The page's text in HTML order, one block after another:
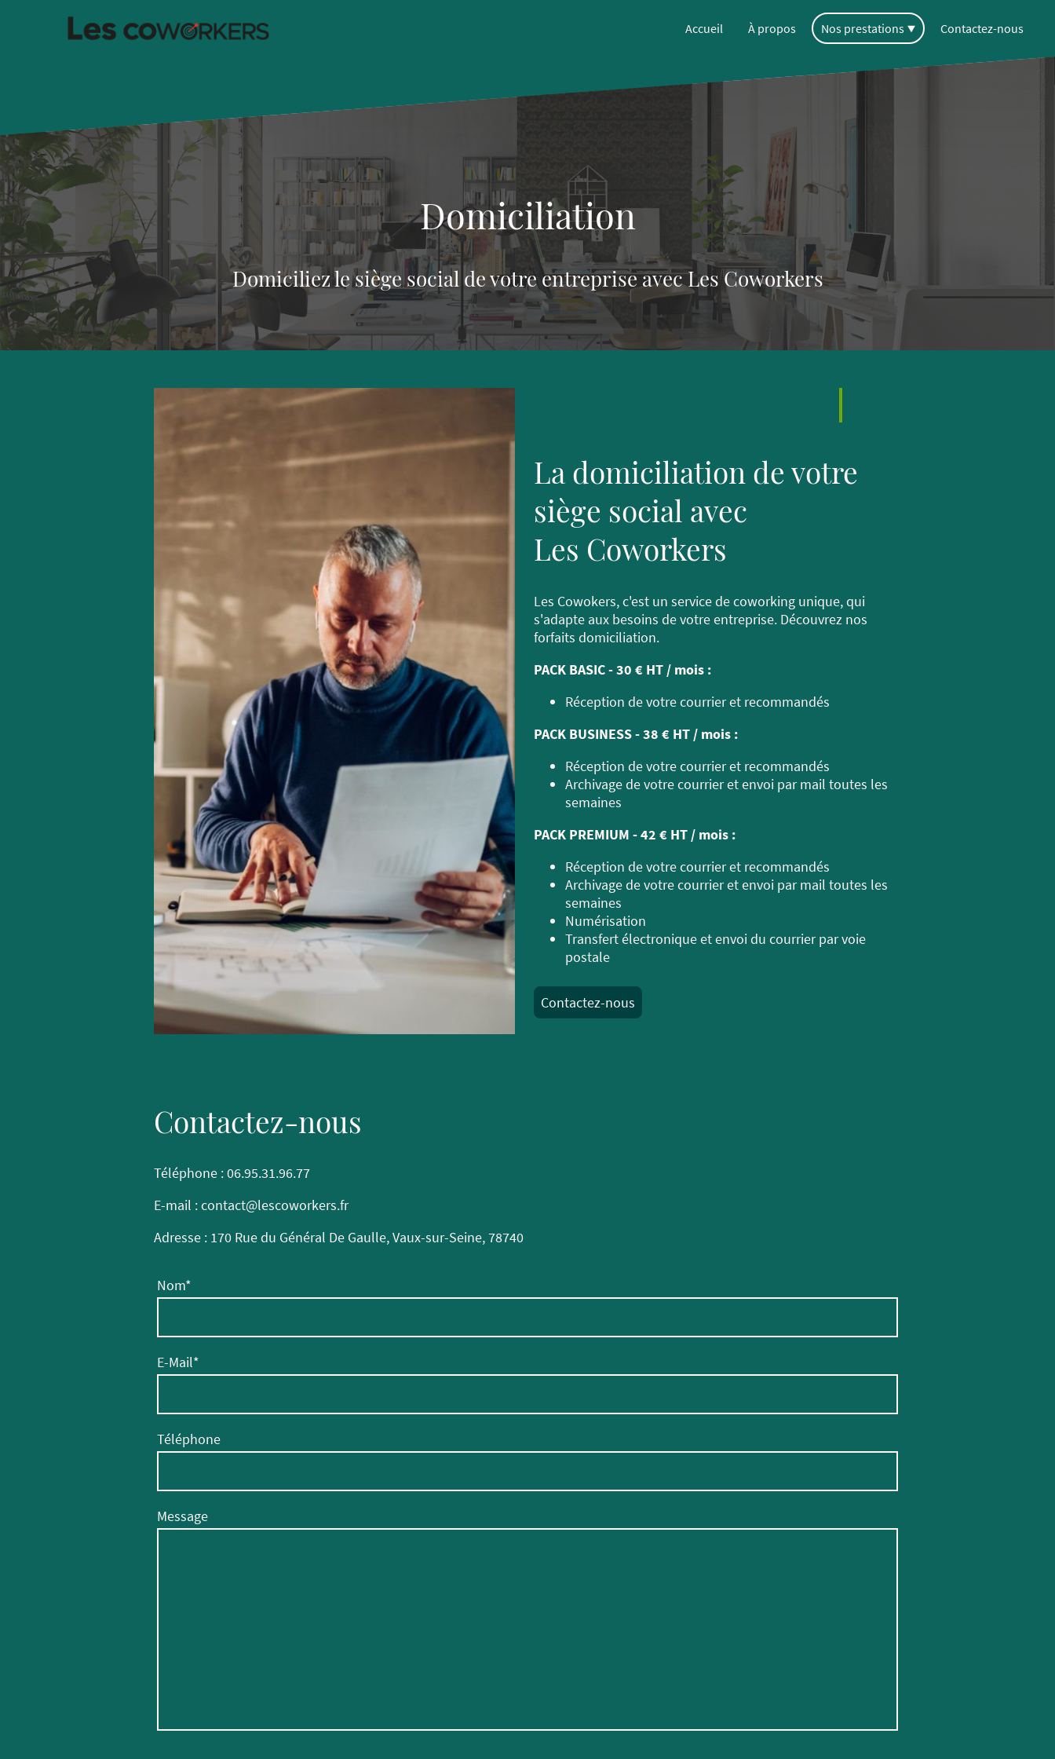
Accueil À propos Nos prestations Contactez-nous
Domiciliation
Domiciliez le siège social de votre entreprise avec Les Coworkers
La domiciliation de votre
siège social avec
Les Coworkers
Les Cowokers, c'est un service de coworking unique, qui
s'adapte aux besoins de votre entreprise. Découvrez nos
forfaits domiciliation.
PACK BASIC - 30 € HT / mois :
Réception de votre courrier et recommandés
PACK BUSINESS - 38 € HT / mois :
Réception de votre courrier et recommandés
Archivage de votre courrier et envoi par mail toutes les
semaines
PACK PREMIUM - 42 € HT / mois :
Réception de votre courrier et recommandés
Archivage de votre courrier et envoi par mail toutes les
semaines
Numérisation
Transfert électronique et envoi du courrier par voie
postale
Contactez-nous
Contactez-nous
Téléphone : 06.95.31.96.77
E-mail : contact@lescoworkers.fr
Adresse : 170 Rue du Général De Gaulle, Vaux-sur-Seine, 78740
Nom*
E-Mail*
Téléphone
Message